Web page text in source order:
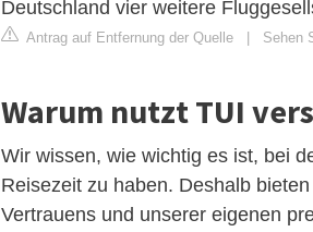
Deutschland vier weitere
Antrag auf Entfernung der Quelle Sehen
Warum nutzt TUI
Wir wissen, wie wichtig es ist, bei
Reisezeit zu haben. Deshalb
Vertrauens und unserer eigenen